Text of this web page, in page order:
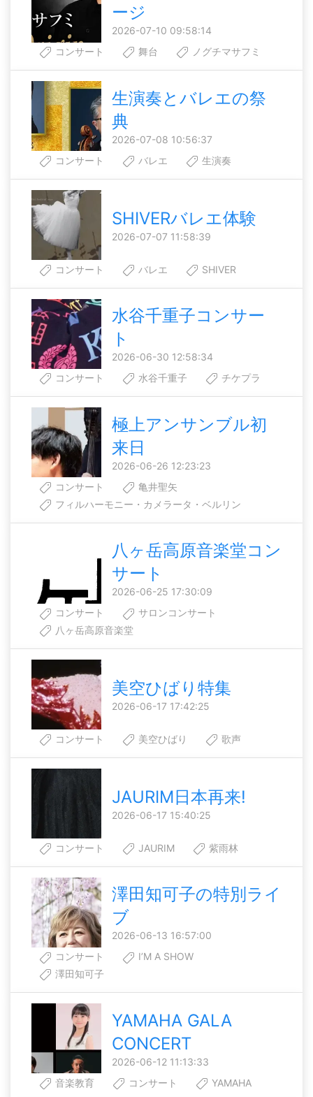
ージ
2026-07-10 09:58:14
コンサート
舞台 ノグチマサフミ
生演奏とバレエの祭
典
2026-07-08 10:56:37
コンサート
バレエ 生演奏
SHIVERバレエ体験
2026-07-07 11:58:39
コンサート バレエ SHIVER
水谷千重子コンサー
ト
2026-06-30 12:58:34
コンサート
水谷千重子 チケプラ
極上アンサンブル初
来日
2026-06-26 12:23:23
コンサート
亀井聖矢
フィルハーモニー・カメラータ・ベルリン
八ヶ岳高原音楽堂コン
サート
2026-06-25 17:30:09
コンサート
サロンコンサート
八ヶ岳高原音楽堂
美空ひばり特集
2026-06-17 17:42:25
コンサート 美空ひばり 歌声
JAURIM日本再来!
2026-06-17 15:40:25
コンサート JAURIM 紫雨林
澤田知可子の特別ライ
ブ
2026-06-13 16:57:00
コンサート
I’M A SHOW
澤田知可子
YAMAHA GALA
CONCERT
2026-06-12 11:13:33
音楽教育
コンサート YAMAHA